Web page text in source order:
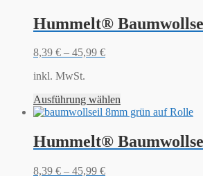
Hummelt®
8,39 € – 45,99 €
inkl. MwSt.
Ausführung wählen
Hummelt®
8,39 € – 45,99 €